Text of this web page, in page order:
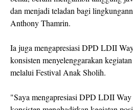
dan menjadi teladan bagi
Anthony Thamrin.
Ia juga mengapresiasi DPD LDII
konsisten menyelenggarakan
melalui Festival Anak Sholih.
"Saya mengapresiasi DPD LDII Way